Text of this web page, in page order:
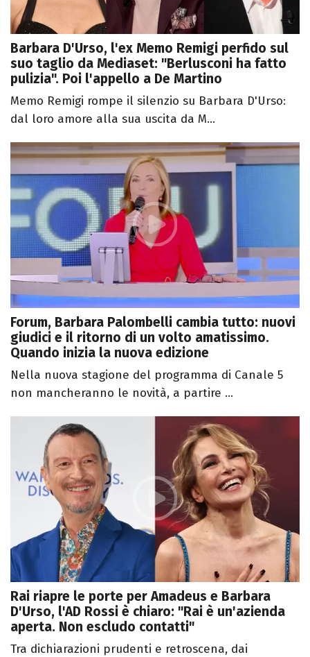
Barbara D'Urso, l'ex Memo Remigi perfido sul
suo taglio da Mediaset: "Berlusconi ha fatto
pulizia". Poi l'appello a De Martino
Memo Remigi rompe il silenzio su Barbara D'Urso:
dal loro amore alla sua uscita da M...
Forum, Barbara Palombelli cambia tutto: nuovi
giudici e il ritorno di un volto amatissimo.
Quando inizia la nuova edizione
Nella nuova stagione del programma di Canale 5
non mancheranno le novità, a partire ...
Rai riapre le porte per Amadeus e Barbara
D'Urso, l'AD Rossi è chiaro: "Rai è un'azienda
aperta. Non escludo contatti"
Tra dichiarazioni prudenti e retroscena, dai